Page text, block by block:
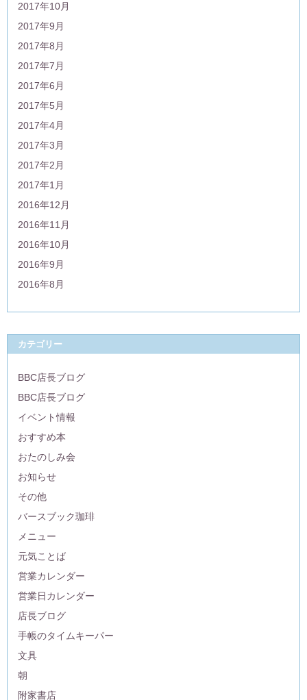
2017年10月
2017年9月
2017年8月
2017年7月
2017年6月
2017年5月
2017年4月
2017年3月
2017年2月
2017年1月
2016年12月
2016年11月
2016年10月
2016年9月
2016年8月
カテゴリー
BBC店長ブログ
BBC店長ブログ
イベント情報
おすすめ本
おたのしみ会
お知らせ
その他
バースブック珈琲
メニュー
元気ことば
営業カレンダー
営業日カレンダー
店長ブログ
手帳のタイムキーパー
文具
朝
附家書店